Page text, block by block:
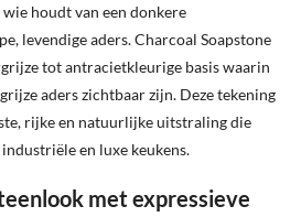
houdt van een donkere
levendige aders. Charcoal Soapstone
tot antracietkleurige basis waarin
aders zichtbaar zijn. Deze tekening
rijke en natuurlijke uitstraling die
en luxe keukens.
met expressieve